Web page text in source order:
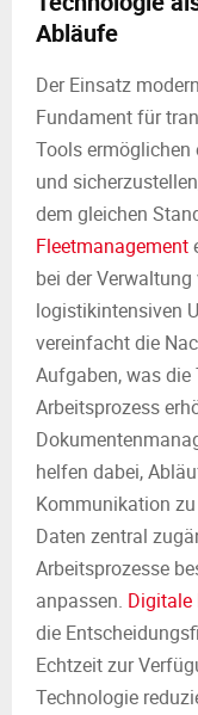
Abläufe
Der Einsatz
Fundament für
Tools
und
dem gleichen
Fleetmanagement
bei der
logistikintensiven
vereinfacht die
Aufgaben, was
Arbeitsprozess
helfen dabei,
Kommunikation
Daten zentral
Arbeitsprozesse
anpassen. Digitale
die
Echtzeit zur
Technologie